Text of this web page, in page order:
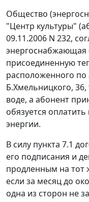
Общество
"Центр культуры"
09.11.2006 N 232,
энергоснабжающая
присоединенную
расположенного по
Б.Хмельницкого,
воде, а абонент
обязуется
энергии.
В силу пункта 7.1
его подписания и
продленным на тот
если за месяц до
одна из сторон не